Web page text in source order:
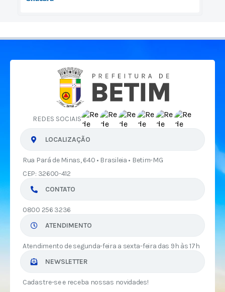
REDES SOCIAIS
LOCALIZAÇÃO
Rua Pará de Minas, 640 • Brasileia • Betim-MG
CEP: 32600-412
CONTATO
0800 256 3236
ATENDIMENTO
Atendimento de segunda-feira a sexta-feira das 9h às 17h
NEWSLETTER
Cadastre-se e receba nossas novidades!